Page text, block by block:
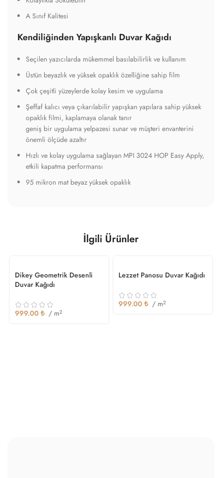
A Sınıf Kalitesi
Kendiliğinden Yapışkanlı Duvar Kağıdı
Seçilen yazıcılarda mükemmel basılabilirlik ve kullanım
Üstün beyazlık ve yüksek opaklık özelliğine sahip film
Çok çeşitli yüzeylerde kolay kesim ve uygulama
Şeffaf kalıcı veya çıkarılabilir yapışkan yapılara sahip yüksek
opaklık filmi, kaplamaya olanak tanır
geniş bir uygulama yelpazesi sunar ve müşteri envanterini
önemli ölçüde azaltır
Hızlı ve kolay uygulama sağlayan MPI 3024 HOP Easy Apply,
etkili kapatma performansı
95 mikron mat beyaz yüksek opaklık
İlgili Ürünler
Dikey Geometrik Desenli
Duvar Kağıdı
999.00 ₺ / m2
Lezzet Panosu Duvar Kağıdı
999.00 ₺ / m2